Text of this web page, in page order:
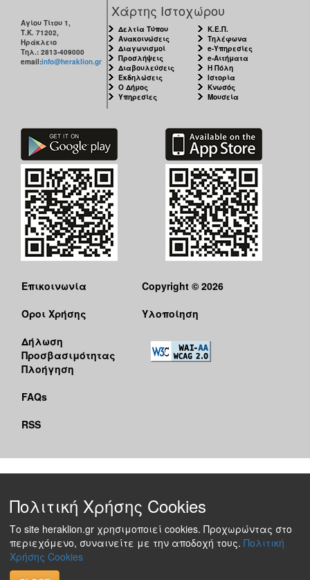
Αγίου Τίτου 1,
Τ.Κ. 71202,
Ηράκλειο
Τηλ.: 2813-409000
email:info@heraklion.gr
Χάρτης Ιστοχώρου
Δελτία Τύπου
Ανακοινώσεις
Διαγωνισμοί
Προσλήψεις
Διαβουλεύσεις
Εκδηλώσεις
Ο Δήμος
Υπηρεσίες
Κ.Ε.Π.
Τηλέφωνα
e-Υπηρεσίες
e-Αιτήματα
Η Πόλη
Ιστορία
Κνωσός
Μουσεία
Επικοινωνία
Όροι Χρήσης
Δήλωση
Προσβασιμότητας
Πλοήγηση
FAQs
RSS
Copyright © 2026
Υλοποίηση
Πολιτική Χρήσης Cookies
Το site heraklion.gr χρησιμοποιεί cookies. Προχωρώντας στο
περιεχόμενο, συναινείτε με την αποδοχή τους. Πολιτική
Χρήσης Cookies